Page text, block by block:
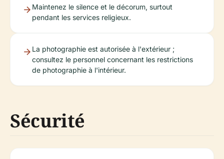
Maintenez le silence et le décorum, surtout
pendant les services religieux.
La photographie est autorisée à l'extérieur ;
consultez le personnel concernant les restrictions
de photographie à l'intérieur.
Sécurité